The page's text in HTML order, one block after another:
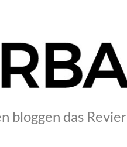
bloggen das Revier